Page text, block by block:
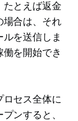
たとえば返金
場合は、それ
を送信しま
を開始でき
ロセス全体に
ンすると、